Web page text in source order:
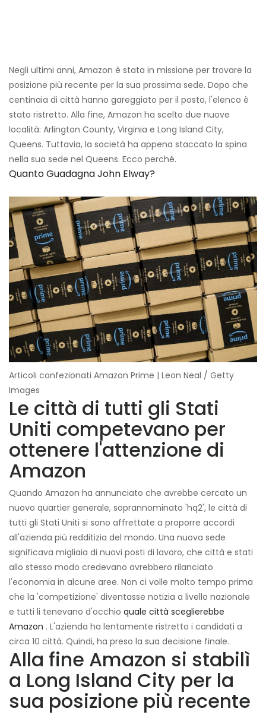
Negli ultimi anni, Amazon è stata in missione per trovare la
posizione più recente per la sua prossima sede. Dopo che
centinaia di città hanno gareggiato per il posto, l'elenco è
stato ristretto. Alla fine, Amazon ha scelto due nuove
località: Arlington County, Virginia e Long Island City,
Queens. Tuttavia, la società ha appena staccato la spina
nella sua sede nel Queens. Ecco perché.
Quanto Guadagna John Elway?
Articoli confezionati Amazon Prime | Leon Neal / Getty
Images
Le città di tutti gli Stati
Uniti competevano per
ottenere l'attenzione di
Amazon
Quando Amazon ha annunciato che avrebbe cercato un
nuovo quartier generale, soprannominato 'hq2', le città di
tutti gli Stati Uniti si sono affrettate a proporre accordi
all'azienda più redditizia del mondo. Una nuova sede
significava migliaia di nuovi posti di lavoro, che città e stati
allo stesso modo credevano avrebbero rilanciato
l'economia in alcune aree. Non ci volle molto tempo prima
che la 'competizione' diventasse notizia a livello nazionale
e tutti li tenevano d'occhio quale città sceglierebbe
Amazon . L'azienda ha lentamente ristretto i candidati a
circa 10 città. Quindi, ha preso la sua decisione finale.
Alla fine Amazon si stabilì
a Long Island City per la
sua posizione più recente